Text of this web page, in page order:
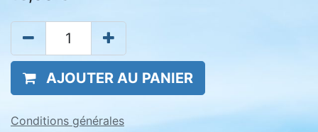
AJOUTER AU PANIER
Conditions générales